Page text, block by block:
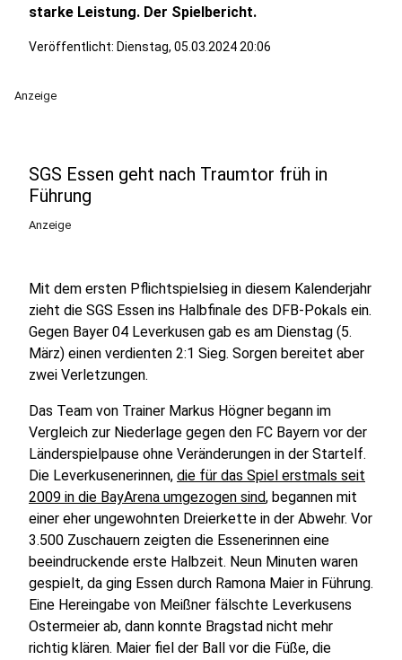
starke Leistung. Der Spielbericht.
Veröffentlicht: Dienstag, 05.03.2024 20:06
Anzeige
SGS Essen geht nach Traumtor früh in
Führung
Anzeige
Mit dem ersten Pflichtspielsieg in diesem Kalenderjahr
zieht die SGS Essen ins Halbfinale des DFB-Pokals ein.
Gegen Bayer 04 Leverkusen gab es am Dienstag (5.
März) einen verdienten 2:1 Sieg. Sorgen bereitet aber
zwei Verletzungen.
Das Team von Trainer Markus Högner begann im
Vergleich zur Niederlage gegen den FC Bayern vor der
Länderspielpause ohne Veränderungen in der Startelf.
Die Leverkusenerinnen, die für das Spiel erstmals seit
2009 in die BayArena umgezogen sind, begannen mit
einer eher ungewohnten Dreierkette in der Abwehr. Vor
3.500 Zuschauern zeigten die Essenerinnen eine
beeindruckende erste Halbzeit. Neun Minuten waren
gespielt, da ging Essen durch Ramona Maier in Führung.
Eine Hereingabe von Meißner fälschte Leverkusens
Ostermeier ab, dann konnte Bragstad nicht mehr
richtig klären. Maier fiel der Ball vor die Füße, die